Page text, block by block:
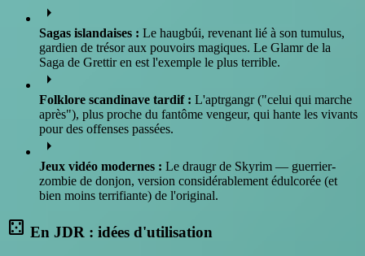
arrow_right
Sagas islandaises : Le haugbúi, revenant lié à son tumulus,
gardien de trésor aux pouvoirs magiques. Le Glamr de la
Saga de Grettir en est l'exemple le plus terrible.
arrow_right
Folklore scandinave tardif : L'aptrgangr ("celui qui marche
après"), plus proche du fantôme vengeur, qui hante les vivants
pour des offenses passées.
arrow_right
Jeux vidéo modernes : Le draugr de Skyrim — guerrier-
zombie de donjon, version considérablement édulcorée (et
bien moins terrifiante) de l'original.
casino En JDR : idées d'utilisation